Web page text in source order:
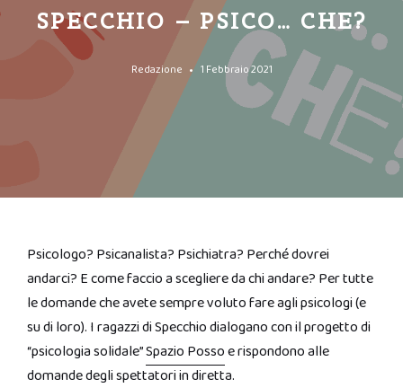
SPECCHIO – PSICO… CHE?
Redazione 1 Febbraio 2021
Psicologo? Psicanalista? Psichiatra? Perché dovrei
andarci? E come faccio a scegliere da chi andare? Per tutte
le domande che avete sempre voluto fare agli psicologi (e
su di loro). I ragazzi di Specchio dialogano con il progetto di
“psicologia solidale”Spazio Possoe rispondono alle
domande degli spettatori in diretta.